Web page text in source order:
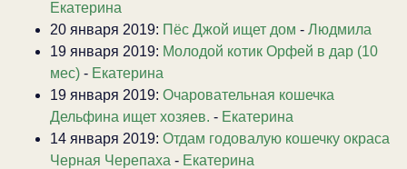
Екатерина
20 января 2019: Пёс Джой ищет дом - Людмила
19 января 2019: Молодой котик Орфей в дар (10
мес) - Екатерина
19 января 2019: Очаровательная кошечка
Дельфина ищет хозяев. - Екатерина
14 января 2019: Отдам годовалую кошечку окраса
Черная Черепаха - Екатерина